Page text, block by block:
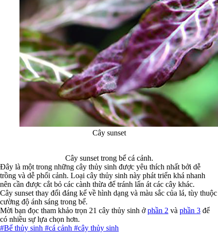
Cây sunset
Cây sunset trong bể cá cảnh.
Đây là một trong những cây thủy sinh được yêu thích nhất bởi dễ
trồng và dễ phối cảnh. Loại cây thủy sinh này phát triển khá nhanh
nên cần được cắt bỏ các cành thừa để tránh lấn át các cây khác.
Cây sunset thay đổi đáng kể về hình dạng và màu sắc của lá, tùy thuộc
cường độ ánh sáng trong bể.
Mời bạn đọc tham khảo trọn 21 cây thủy sinh ởphần 2 và phần 3 để
có nhiều sự lựa chọn hơn.
#Bể thủy sinh #cá cảnh #cây thủy sinh